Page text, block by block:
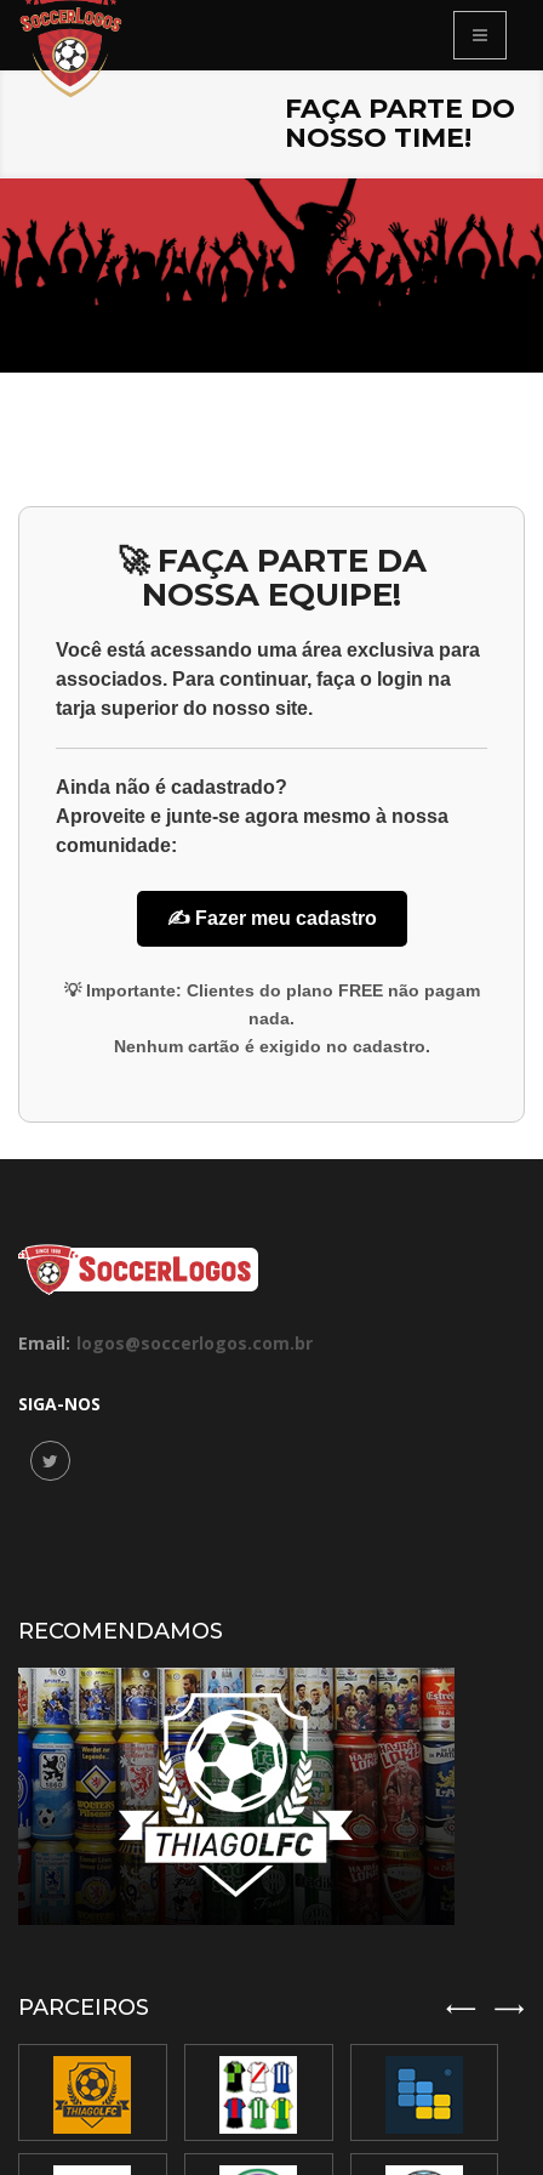
FAÇA PARTE DO
NOSSO TIME!
🚀 FAÇA PARTE DA
NOSSA EQUIPE!
Você está acessando uma área exclusiva para
associados. Para continuar, faça o login na
tarja superior do nosso site.
Ainda não é cadastrado?
Aproveite e junte-se agora mesmo à nossa
comunidade:
✍️ Fazer meu cadastro
💡 Importante: Clientes do plano FREEnão pagam
nada.
Nenhum cartão é exigido no cadastro.
Email: logos@soccerlogos.com.br
SIGA-NOS
RECOMENDAMOS
PARCEIROS